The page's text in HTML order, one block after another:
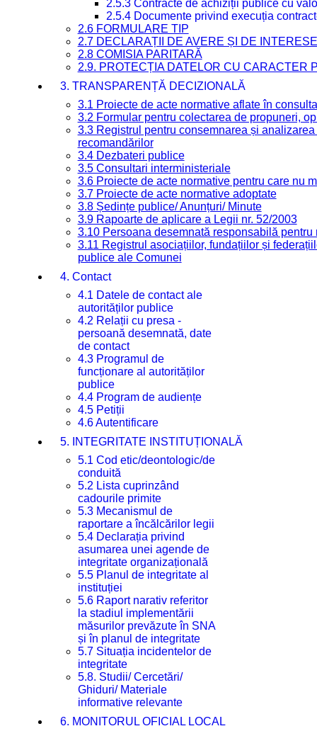
2.5.3 Contracte de achiziții publice cu
2.5.4 Documente privind execuția
2.6 FORMULARE TIP
2.7 DECLARAȚII DE AVERE ȘI DE INTERESE
2.8 COMISIA PARITARĂ
2.9. PROTECȚIA DATELOR CU CARACTER
3. TRANSPARENȚĂ DECIZIONALĂ
3.1 Proiecte de acte normative aflate în
3.2 Formular pentru colectarea de propuneri,
3.3 Registrul pentru consemnarea și
recomandărilor
3.4 Dezbateri publice
3.5 Consultari interministeriale
3.6 Proiecte de acte normative pentru care nu
3.7 Proiecte de acte normative adoptate
3.8 Ședințe publice/ Anunțuri/ Minute
3.9 Rapoarte de aplicare a Legii nr. 52/2003
3.10 Persoana desemnată responsabilă
3.11 Registrul asociațiilor, fundațiilor și
publice ale Comunei
4. Contact
4.1 Datele de contact ale
autorităților publice
4.2 Relații cu presa -
persoană desemnată, date
de contact
4.3 Programul de
funcționare al autorităților
publice
4.4 Program de audiențe
4.5 Petiții
4.6 Autentificare
5. INTEGRITATE INSTITUȚIONALĂ
5.1 Cod etic/deontologic/de
conduită
5.2 Lista cuprinzând
cadourile primite
5.3 Mecanismul de
raportare a încălcărilor legii
5.4 Declarația privind
asumarea unei agende de
integritate organizațională
5.5 Planul de integritate al
instituției
5.6 Raport narativ referitor
la stadiul implementării
măsurilor prevăzute în SNA
și în planul de integritate
5.7 Situația incidentelor de
integritate
5.8. Studii/ Cercetări/
Ghiduri/ Materiale
informative relevante
6. MONITORUL OFICIAL LOCAL